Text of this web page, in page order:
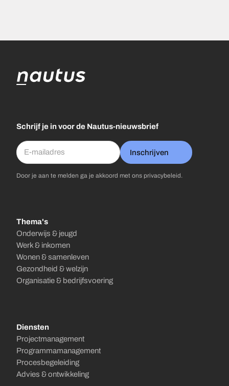
Schrijf je in voor de Nautus-nieuwsbrief
Inschrijven
Door je aan te melden ga je akkoord met ons privacybeleid.
Thema's
Onderwijs & jeugd
Werk & inkomen
Wonen & samenleven
Gezondheid & welzijn
Organisatie & bedrijfsvoering
Diensten
Projectmanagement
Programmamanagement
Procesbegeleiding
Advies & ontwikkeling